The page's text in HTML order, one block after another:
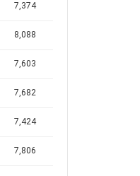
7,374
8,088
7,603
7,682
7,424
7,806